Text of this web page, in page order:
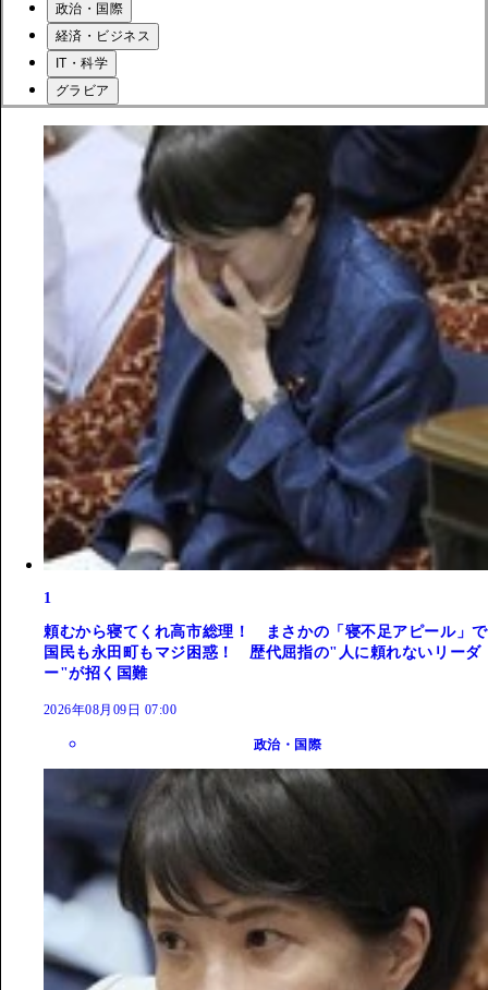
政治・国際
経済・ビジネス
IT・科学
グラビア
1
頼むから寝てくれ高市総理！ まさかの「寝不足アピール」で
国民も永田町もマジ困惑！ 歴代屈指の"人に頼れないリーダ
ー"が招く国難
2026年08月09日 07:00
政治・国際